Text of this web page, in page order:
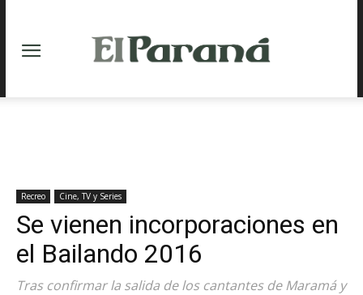
Recreo Cine, TV y Series
Se vienen incorporaciones en
el Bailando 2016
Tras confirmar la salida de los cantantes de Maramá y